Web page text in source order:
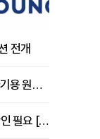
전개
허리 MRI는 정상인데 계속 아픈 이유 [차기용 원장 칼럼]
휴가철 건강검진, 금식·복용약 등 사전 확인 필요 [정도감 원장 칼럼]